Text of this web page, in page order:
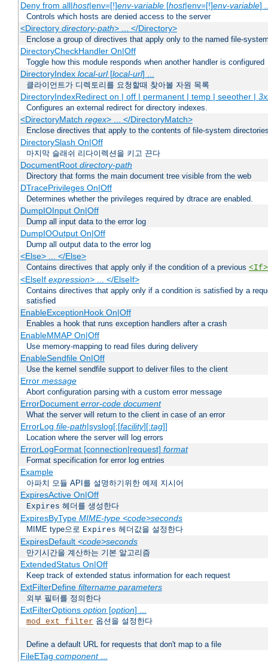
Deny from all|host|env=[!]env-variable[host|env=[!]env-variable]
Controls which hosts are denied access to the server
<Directory directory-path> ... </Directory>
Enclose a group of directives that apply only to the named file-
DirectoryCheckHandler On|Off
Toggle how this module responds when another handler is configured
DirectoryIndex local-url[local-url] ...
클라이언트가 디렉토리를 요청할때 찾아볼 자원 목록
DirectoryIndexRedirect on | off | permanent | temp | seeother |
Configures an external redirect for directory indexes.
<DirectoryMatch regex> ... </DirectoryMatch>
Enclose directives that apply to the contents of file-system
DirectorySlash On|Off
마지막 슬래쉬 리다이렉션을 키고 끈다
DocumentRoot directory-path
Directory that forms the main document tree visible from the web
DTracePrivileges On|Off
Determines whether the privileges required by dtrace are enabled.
DumpIOInput On|Off
Dump all input data to the error log
DumpIOOutput On|Off
Dump all output data to the error log
<Else> ... </Else>
Contains directives that apply only if the condition of a previous <If>
<ElseIf expression> ... </ElseIf>
Contains directives that apply only if a condition is satisfied by a
satisfied
EnableExceptionHook On|Off
Enables a hook that runs exception handlers after a crash
EnableMMAP On|Off
Use memory-mapping to read files during delivery
EnableSendfile On|Off
Use the kernel sendfile support to deliver files to the client
Error message
Abort configuration parsing with a custom error message
ErrorDocument error-code document
What the server will return to the client in case of an error
ErrorLog file-path|syslog[:[facility][:tag]]
Location where the server will log errors
ErrorLogFormat [connection|request] format
Format specification for error log entries
Example
아파치 모듈 API를 설명하기위한 예제 지시어
ExpiresActive On|Off
Expires 헤더를 생성한다
ExpiresByType MIME-type <code>seconds
MIME type으로 Expires 헤더값을 설정한다
ExpiresDefault <code>seconds
만기시간을 계산하는 기본 알고리즘
ExtendedStatus On|Off
Keep track of extended status information for each request
ExtFilterDefine filtername parameters
외부 필터를 정의한다
ExtFilterOptions option[option] ...
mod_ext_filter 옵션을 설정한다
Define a default URL for requests that don't map to a file
FileETag component...